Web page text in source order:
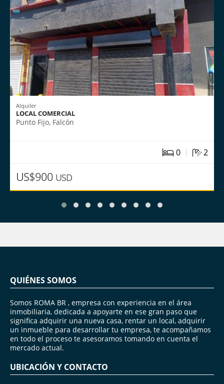
Alquiler
LOCAL COMERCIAL
Punto Fijo, Falcón
0 | 2
US$900 USD
QUIÉNES SOMOS
Somos ROMA BR , empresa con experiencia en el área
inmobiliaria, dedicada a apoyarte en ese gran paso que
significa adquirir una nueva casa, rentar un local, adquirir
un inmueble para desarrollar tu empresa, te acompañamos
en todo el proceso te asesoramos tomando en cuenta el
mercado actual.
UBICACIÓN Y CONTACTO